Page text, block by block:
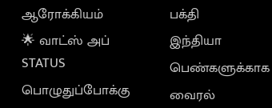
ஆரோக்கியம்
🌟 வாட்ஸ் அப்
STATUS
பொழுதுப்போக்கு
பக்தி
இந்தியா
பெண்களுக்காக
வைரல்